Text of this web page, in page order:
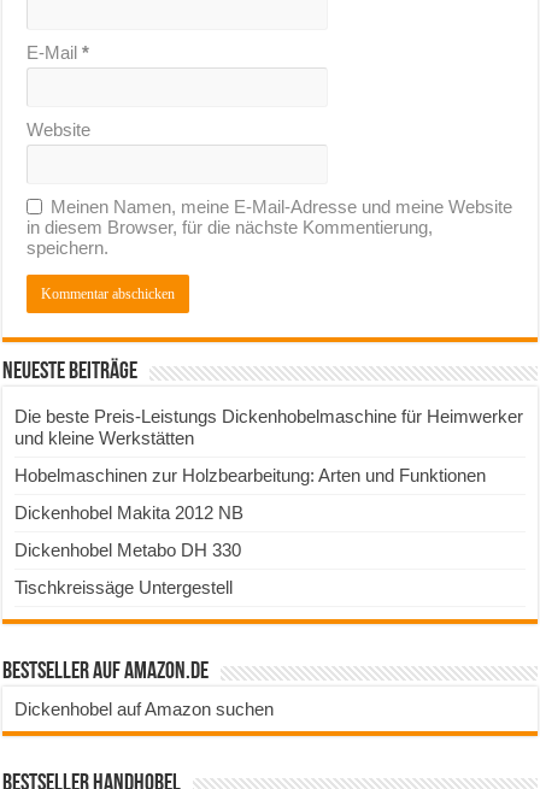
E-Mail*
Website
Meinen Namen, meine E-Mail-Adresse und meine Website
in diesem Browser, für die nächste Kommentierung,
speichern.
Neueste Beiträge
Die beste Preis-Leistungs Dickenhobelmaschine für Heimwerker
und kleine Werkstätten
Hobelmaschinen zur Holzbearbeitung: Arten und Funktionen
Dickenhobel Makita 2012 NB
Dickenhobel Metabo DH 330
Tischkreissäge Untergestell
Bestseller auf Amazon.de
Dickenhobel auf Amazon suchen
Bestseller Handhobel